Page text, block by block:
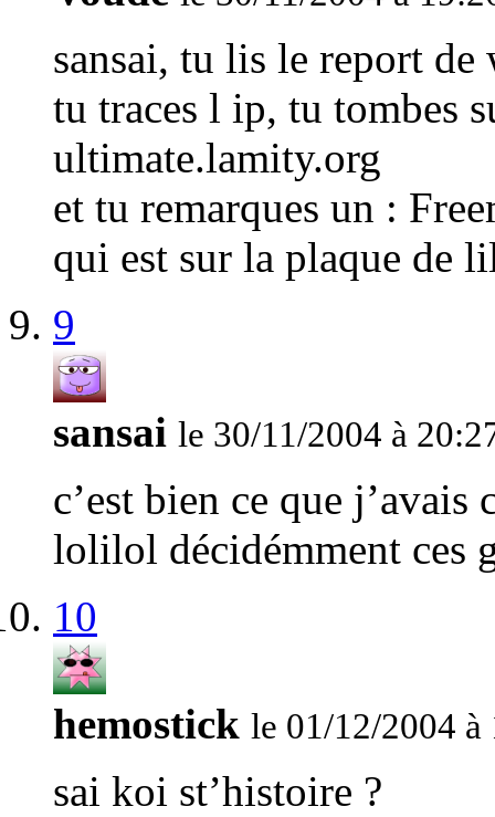
sansai, tu lis le report
tu traces l ip, tu tombes
ultimate.lamity.org
et tu remarques un :
qui est sur la plaque de
9
sansai le 30/11/2004 à
c’est bien ce que j’avais
lolilol décidémment ces
10
hemostick le 01/12/2004 à
sai koi st’histoire ?